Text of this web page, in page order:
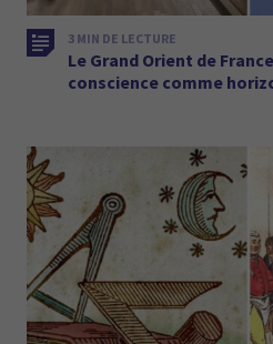
3 MIN DE LECTURE
Le Grand Orient de
conscience comme